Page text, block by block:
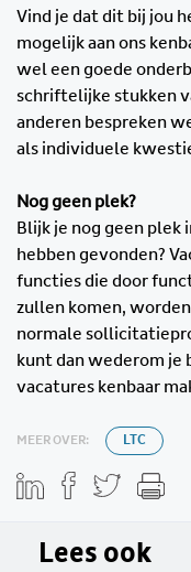
Vind je dat dit bij jou
mogelijk aan ons
wel een goede
schriftelijke stukken
anderen bespreken
als individuele
Nog geen plek?
Blijk je nog geen plek
hebben gevonden?
functies die door
zullen komen,
normale
kunt dan wederom je
vacatures kenbaar
MEER OVER: LTC
Lees ook